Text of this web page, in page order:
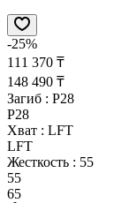
-25%
111 370 ₸
148 490 ₸
Загиб : P28
P28
Хват : LFT
LFT
Жесткость : 55
55
65